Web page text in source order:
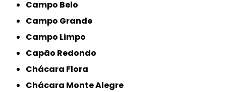
Campo Belo
Campo Grande
Campo Limpo
Capão Redondo
Chácara Flora
Chácara Monte Alegre